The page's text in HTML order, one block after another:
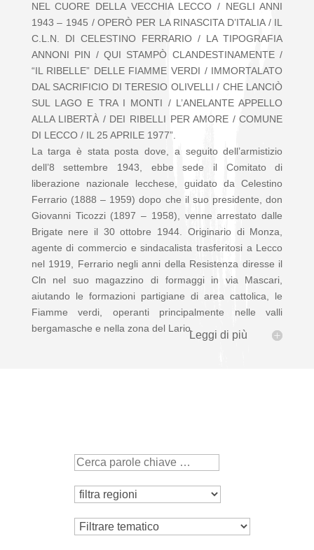
NEL CUORE DELLA VECCHIA LECCO / NEGLI ANNI
1943 – 1945 / OPERÒ PER LA RINASCITA D’ITALIA / IL
C.L.N. DI CELESTINO FERRARIO / LA TIPOGRAFIA
ANNONI PIN / QUI STAMPÒ CLANDESTINAMENTE /
“IL RIBELLE” DELLE FIAMME VERDI / IMMORTALATO
DAL SACRIFICIO DI TERESIO OLIVELLI / CHE LANCIÒ
SUL LAGO E TRA I MONTI / L’ANELANTE APPELLO
ALLA LIBERTÀ / DEI RIBELLI PER AMORE / COMUNE
DI LECCO / IL 25 APRILE 1977”.
La targa è stata posta dove, a seguito dell’armistizio
dell’8 settembre 1943, ebbe sede il Comitato di
liberazione nazionale lecchese, guidato da Celestino
Ferrario (1888 – 1959) dopo che il suo presidente, don
Giovanni Ticozzi (1897 – 1958), venne arrestato dalle
Brigate nere il 30 ottobre 1944. Originario di Monza,
agente di commercio e sindacalista trasferitosi a Lecco
nel 1919, Ferrario negli anni della Resistenza diresse il
Cln nel suo magazzino di formaggi in via Mascari,
aiutando le formazioni partigiane di area cattolica, le
Fiamme verdi, operanti principalmente nelle valli
bergamasche e nella zona del Lario.
Leggi di più
Tematico